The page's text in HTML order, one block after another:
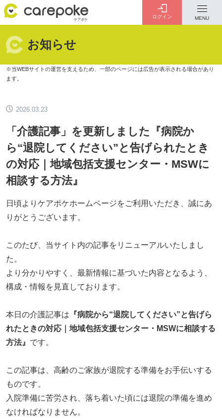
ログイン MENU
会員登録
ID・パスワードをお忘れの方はこちら
介護 お金のこと
予防
はじめての介護
ケアポケとは
料金プラン
介護事業所検索
ポケットレシピ
キャンペーン一覧
天気予報
利用規約
サイトマップ
お知らせ
2026.03.23
「介護記事」を更新しました『病院か
ら“退院してください”と告げられたとき
の対応｜地域包括支援センター・MSWに
相談する方法』
日頃よりケアポケホームページをご利用いただき、誠にあ
りがとうございます。
このたび、当サイト内の記事をリニューアルいたしまし
た。
より分かりやすく、最新情報に基づいた内容となるよう、
構成・情報を見直しております。
本日の介護記事は 『病院から“退院してください”と告げら
れたときの対応｜地域包括支援センター・MSWに相談する
方法』 です。
この記事は、高齢のご家族が退院する準備をお手伝いする
ものです。
入院準備に苦労され、落ち着いた頃には退院の準備を進め
なければなりません。